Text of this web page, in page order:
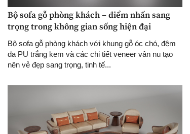
Bộ sofa gỗ phòng khách – điểm nhấn sang
trọng trong không gian sống hiện đại
Bộ sofa gỗ phòng khách với khung gỗ óc chó, đệm
da PU trắng kem và các chi tiết veneer vân nu tạo
nên vẻ đẹp sang trọng, tinh tế...